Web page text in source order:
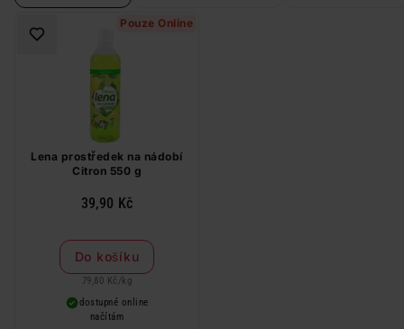
Pouze Online
Lena prostředek na nádobí
Citron 550 g
39,90 Kč
Do košíku
79,80 Kč / kg
dostupné online
načítám